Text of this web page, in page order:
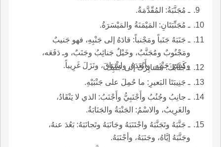
ـ مُجَنَّبَةُ: المُقّدَّمَةُ.
ـ مُجَنِّبَتَانِ: المَيْمَنَةُ والمَيْسَرَةُ.
ـ جَنَبَهُ جَنَباً ومَجْنباً: قادَهُ إلى جَنْبِهِ، فهو جَنيبٌ
ومَجْنُوبٌ ومُجَنَّبٌ، وخَيْلٌ جَنائِبُ وجَنَبٌ، وـ دَفَعَه،
وكَسَرَ جَنْبَه، وأَبْعَدَهُ، واشْتاقَ، ونَزَلَ غَرِيباً.
ـ جُنَّابُكَ: مُسايِرُكَ إلى جَنْبِك.
ـ جَنِيبَتَا البَعيرِ: ما حُمِلَ على جَنْبَيْهِ.
ـ جانِبُ وجُنُبُ وأَجْنَبِيُّ وأَجْنَبُ: الذي لا يَنْقَادُ،
والغَرِيبُ، والاسْمُ: الجَنْبَةُ والجَنَابَةُ.
ـ جَنَّبَهُ وتَجَنَّبَهُ واجْتَنَبَهُ وجَانَبَهُ وتَجانَبَهُ: بَعُدَ عنهُ،
وجَنَّبَهُ إيَّاهُ، وجَنَبَهُ، وأجْنَبَهُ.